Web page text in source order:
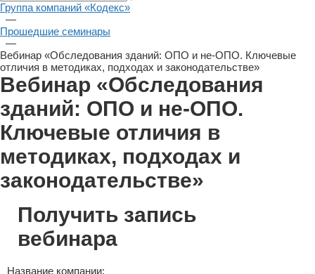
Группа компаний «Кодекс»
—
Прошедшие семинары
—
Вебинар «Обследования зданий: ОПО и не-ОПО. Ключевые
отличия в методиках, подходах и законодательстве»
Вебинар «Обследования
зданий: ОПО и не-ОПО.
Ключевые отличия в
методиках, подходах и
законодательстве»
Получить запись
вебинара
Название компании: